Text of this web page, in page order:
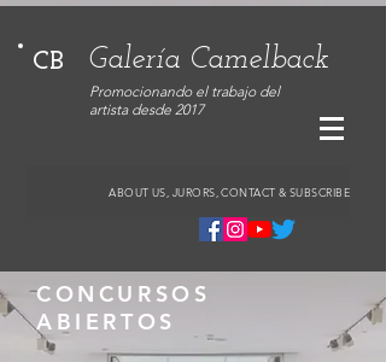
CB Galería Camelback
Promocionando el trabajo del
artista desde 2017
ABOUT US, JURORS, CONTACT & SUBSCRIBE
CONCURSOS
ABIERTOS